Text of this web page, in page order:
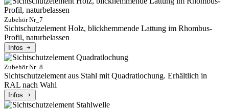
Zubehör Nr_7
Sichtschutzelement Holz, blickhemmende Lattung im Rhombus-
Profil, naturbelassen
Infos
Zubehör Nr_8
Sichtschutzelement aus Stahl mit Quadratlochung. Erhältlich in
RAL nach Wahl
Infos